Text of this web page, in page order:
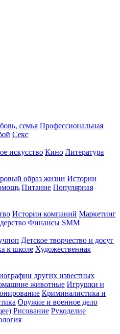
семья Профессиональная
Секс
искусство Кино Литература
образ жизни Истории
Питание Популярная
Истории компаний Маркетинг
Финансы SMM
Детское творчество и досуг
к школе Художественная
других известных
животные Игрушки и
Криминалистика и
Оружие и военное дело
Рисование Рукоделие